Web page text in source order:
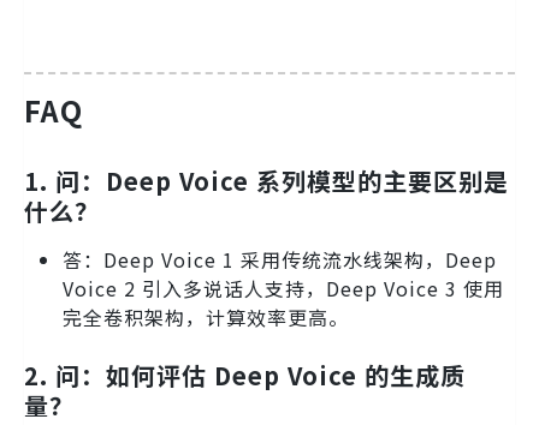
FAQ
1. 问：Deep Voice 系列模型的主要区别是
什么？
答：Deep Voice 1 采用传统流水线架构，Deep
Voice 2 引入多说话人支持，Deep Voice 3 使用
完全卷积架构，计算效率更高。
2. 问：如何评估 Deep Voice 的生成质
量？